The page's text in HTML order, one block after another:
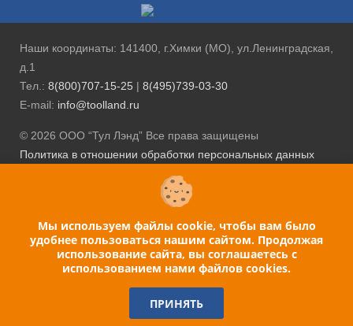
Наши координаты: 141400, г.Химки (МО), ул.Ленинградская,
д.1
Тел.: 8(800)707-15-25 | 8(495)739-03-30
E-mail: info@toolland.ru
© 2026 ООО “Тул Лэнд” Все права защищены
Политика в отношении обработки персональных данных
Положение об обработке персональных данных
Инструмент
Сервисные услуги
Информационный центр
Мы используем файлы cookie, чтобы вам было
удобнее пользоваться нашим сайтом. Продолжая
использование сайта, вы соглашаетесь c
использованием нами файлов cookies.
ПРИНЯТЬ